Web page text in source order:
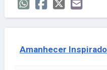
Amanhecer